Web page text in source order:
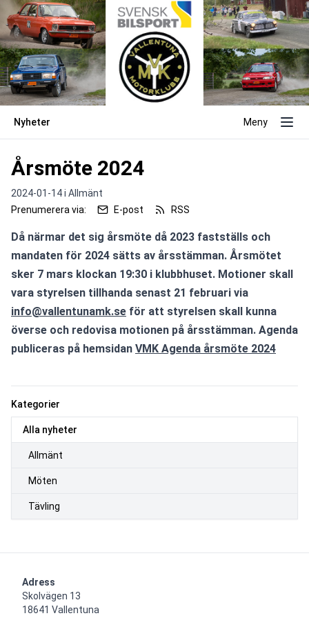
Nyheter Meny
Kategorier
Alla nyheter
Allmänt
Möten
Tävling
Årsmöte 2024
2024-01-14 i Allmänt
Prenumerera via:
E-post RSS
Då närmar det sig årsmöte då 2023 fastställs och
mandaten för 2024 sätts av årsstämman. Årsmötet
sker 7 mars klockan 19:30 i klubbhuset. Motioner skall
info@vallentunamk.se för att styrelsen skall kunna
överse och redovisa motionen på årsstämman. Agenda
publiceras på hemsidan VMK Agenda årsmöte 2024
Adress
Skolvägen 13
18641 Vallentuna